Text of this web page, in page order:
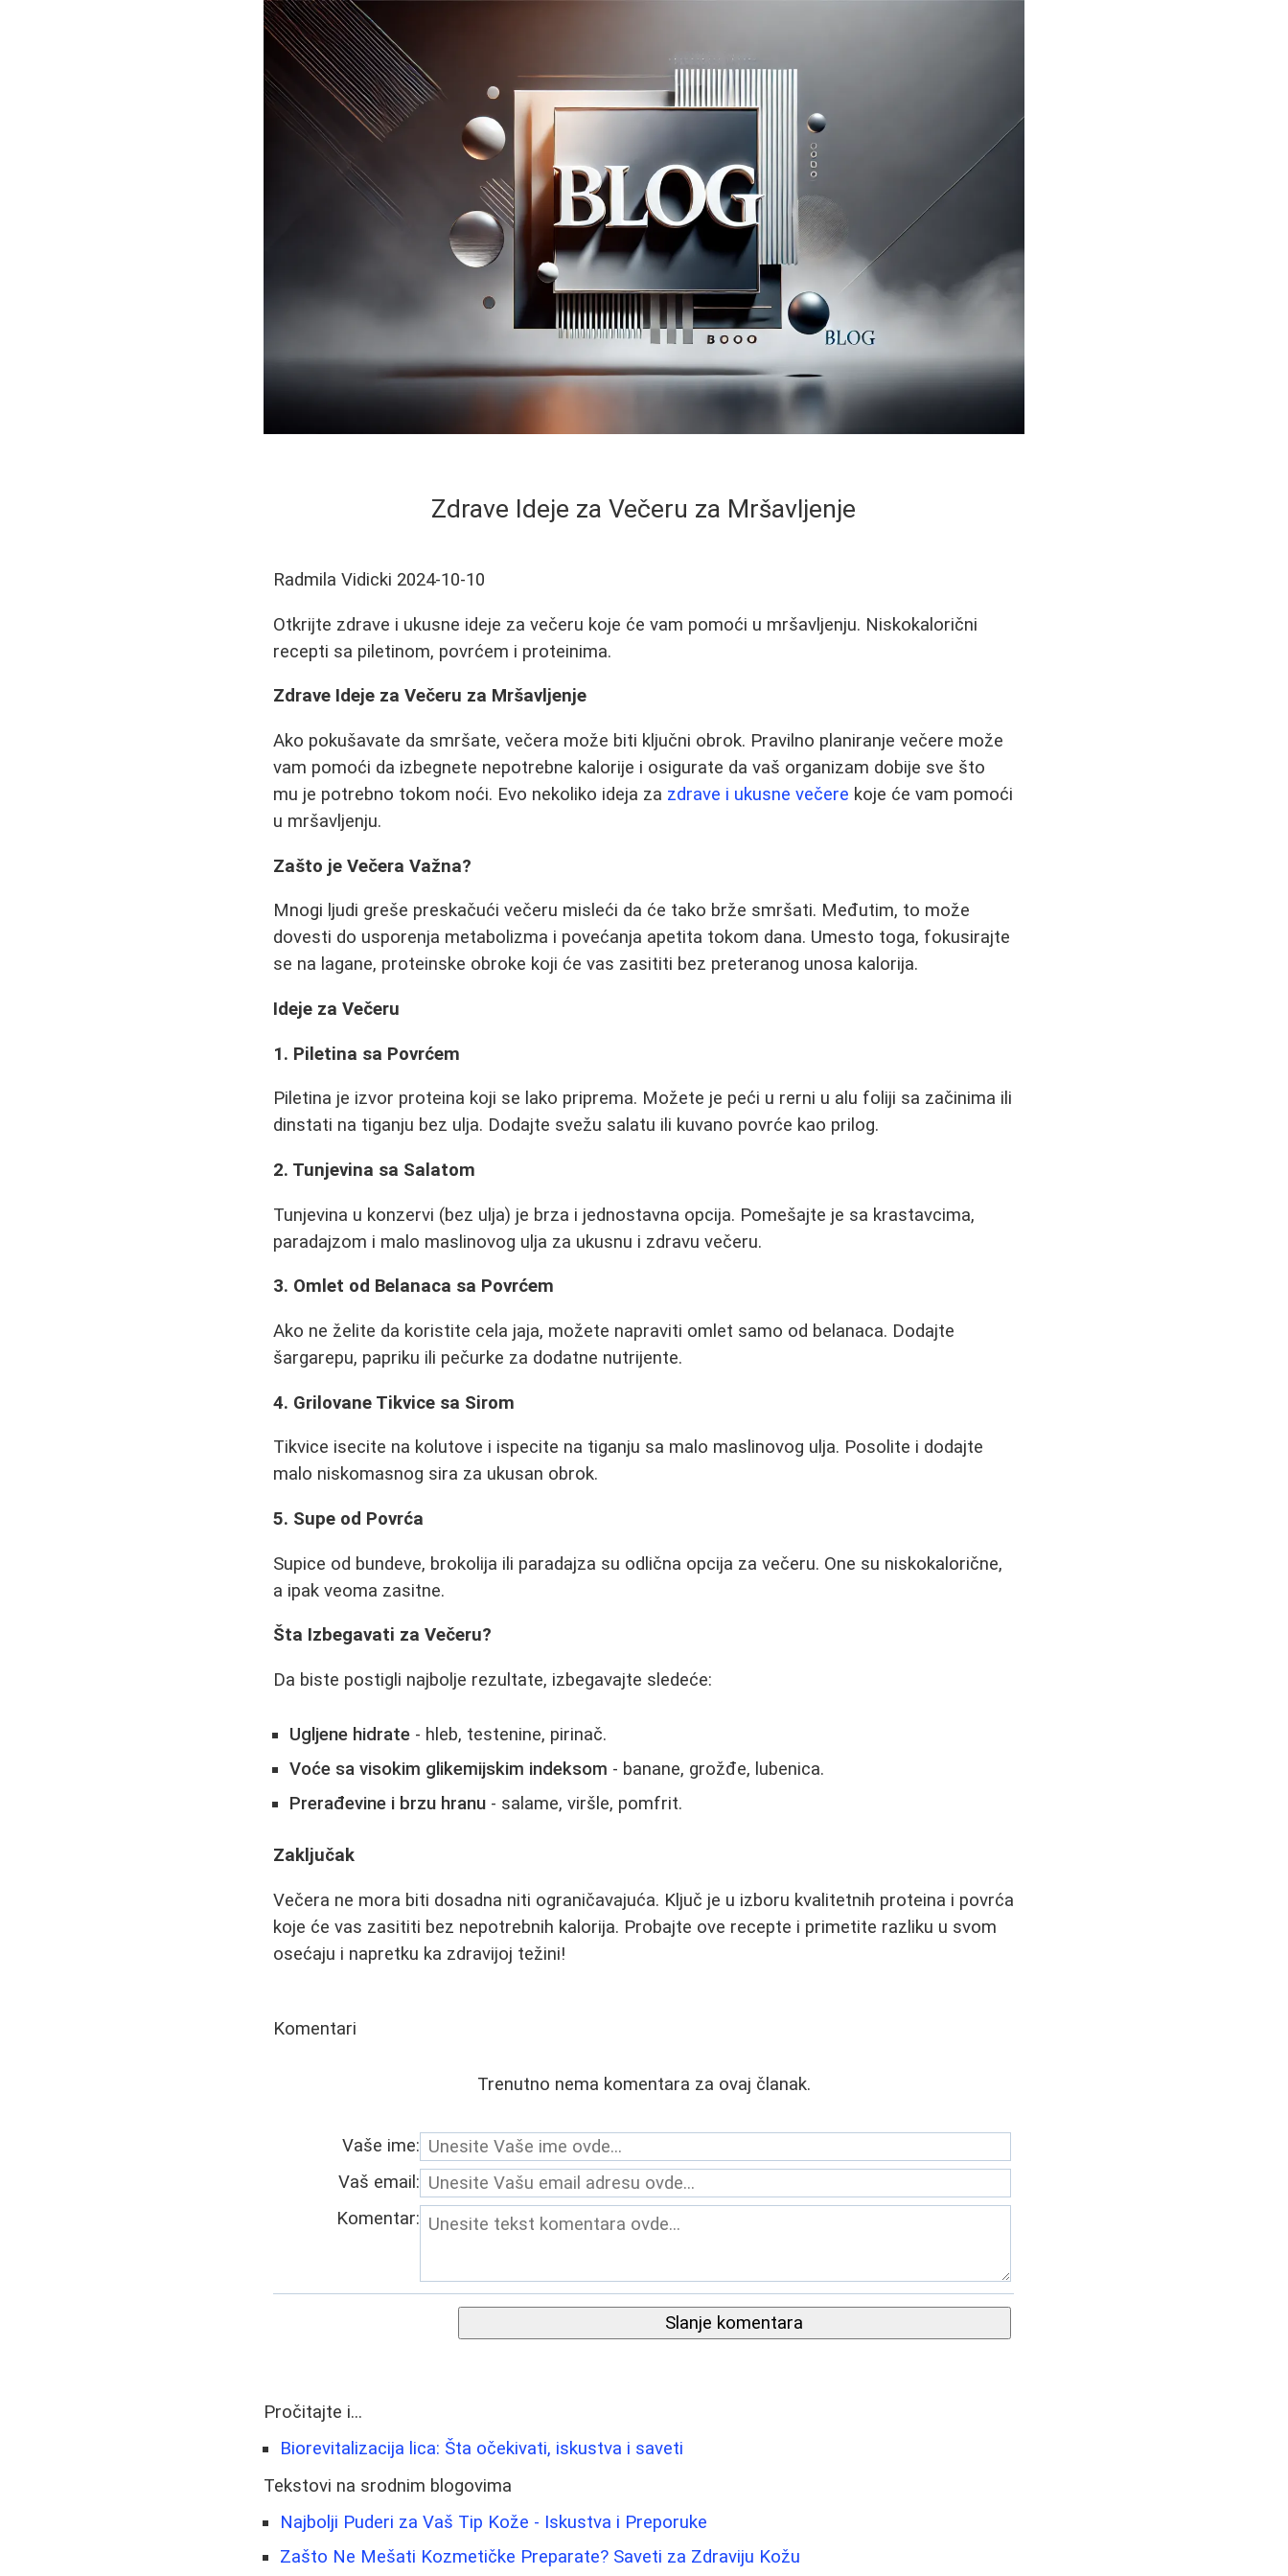
Zdrave Ideje za Večeru za Mršavljenje
Radmila Vidicki 2024-10-10
Otkrijte zdrave i ukusne ideje za večeru koje će vam pomoći u mršavljenju. Niskokalorični
recepti sa piletinom, povrćem i proteinima.
Zdrave Ideje za Večeru za Mršavljenje
Ako pokušavate da smršate, večera može biti ključni obrok. Pravilno planiranje večere može
vam pomoći da izbegnete nepotrebne kalorije i osigurate da vaš organizam dobije sve što
mu je potrebno tokom noći. Evo nekoliko ideja za zdrave i ukusne večere koje će vam pomoći
u mršavljenju.
Zašto je Večera Važna?
Mnogi ljudi greše preskačući večeru misleći da će tako brže smršati. Međutim, to može
dovesti do usporenja metabolizma i povećanja apetita tokom dana. Umesto toga, fokusirajte
se na lagane, proteinske obroke koji će vas zasititi bez preteranog unosa kalorija.
Ideje za Večeru
1. Piletina sa Povrćem
Piletina je izvor proteina koji se lako priprema. Možete je peći u rerni u alu foliji sa začinima ili
dinstati na tiganju bez ulja. Dodajte svežu salatu ili kuvano povrće kao prilog.
2. Tunjevina sa Salatom
Tunjevina u konzervi (bez ulja) je brza i jednostavna opcija. Pomešajte je sa krastavcima,
paradajzom i malo maslinovog ulja za ukusnu i zdravu večeru.
3. Omlet od Belanaca sa Povrćem
Ako ne želite da koristite cela jaja, možete napraviti omlet samo od belanaca. Dodajte
šargarepu, papriku ili pečurke za dodatne nutrijente.
4. Grilovane Tikvice sa Sirom
Tikvice isecite na kolutove i ispecite na tiganju sa malo maslinovog ulja. Posolite i dodajte
malo niskomasnog sira za ukusan obrok.
5. Supe od Povrća
Supice od bundeve, brokolija ili paradajza su odlična opcija za večeru. One su niskokalorične,
a ipak veoma zasitne.
Šta Izbegavati za Večeru?
Da biste postigli najbolje rezultate, izbegavajte sledeće:
Ugljene hidrate - hleb, testenine, pirinač.
Voće sa visokim glikemijskim indeksom - banane, grožđe, lubenica.
Prerađevine i brzu hranu - salame, viršle, pomfrit.
Zaključak
Večera ne mora biti dosadna niti ograničavajuća. Ključ je u izboru kvalitetnih proteina i povrća
koje će vas zasititi bez nepotrebnih kalorija. Probajte ove recepte i primetite razliku u svom
osećaju i napretku ka zdravijoj težini!
Komentari
Trenutno nema komentara za ovaj članak.
Vaše ime:
Vaš email:
Komentar:
Slanje komentara
Pročitajte i...
Biorevitalizacija lica: Šta očekivati, iskustva i saveti
Tekstovi na srodnim blogovima
Najbolji Puderi za Vaš Tip Kože - Iskustva i Preporuke
Zašto Ne Mešati Kozmetičke Preparate? Saveti za Zdraviju Kožu